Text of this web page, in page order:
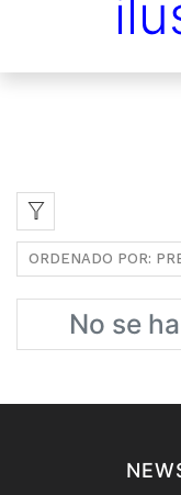
ORDENADO POR:
No se